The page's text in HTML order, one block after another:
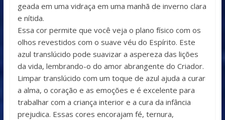
geada em uma vidraça em uma manhã de inverno clara
e nítida.
Essa cor permite que você veja o plano físico com os
olhos revestidos com o suave véu do Espírito. Este
azul translúcido pode suavizar a aspereza das lições
da vida, lembrando-o do amor abrangente do Criador.
Limpar translúcido com um toque de azul ajuda a curar
a alma, o coração e as emoções e é excelente para
trabalhar com a criança interior e a cura da infância
prejudica. Essas cores encorajam fé, ternura,